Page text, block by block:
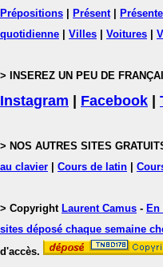
Prépositions
Présent|
quotidienne
Villes Voitures
> INSEREZ UN PEU DE
Instagram Facebook
> NOS AUTRES SITES
au clavier
Cours de latin
> Copyright Laurent Camus -
sites déposé chaque semaine
d'accès.